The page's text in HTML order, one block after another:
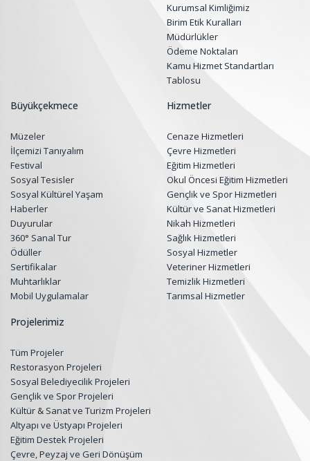
Kurumsal Kimliğimiz
Birim Etik Kuralları
Müdürlükler
Ödeme Noktaları
Kamu Hizmet Standartları
Tablosu
Büyükçekmece
Müzeler
İlçemizi Tanıyalım
Festival
Sosyal Tesisler
Sosyal Kültürel Yaşam
Haberler
Duyurular
360° Sanal Tur
Ödüller
Sertifikalar
Muhtarlıklar
Mobil Uygulamalar
Hizmetler
Cenaze Hizmetleri
Çevre Hizmetleri
Eğitim Hizmetleri
Okul Öncesi Eğitim Hizmetleri
Gençlik ve Spor Hizmetleri
Kültür ve Sanat Hizmetleri
Nikah Hizmetleri
Sağlık Hizmetleri
Sosyal Hizmetler
Veteriner Hizmetleri
Temizlik Hizmetleri
Tarımsal Hizmetler
Projelerimiz
Tüm Projeler
Restorasyon Projeleri
Sosyal Belediyecilik Projeleri
Gençlik ve Spor Projeleri
Kültür & Sanat ve Turizm Projeleri
Altyapı ve Üstyapı Projeleri
Eğitim Destek Projeleri
Çevre, Peyzaj ve Geri Dönüşüm